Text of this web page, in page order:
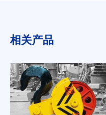
相关产品